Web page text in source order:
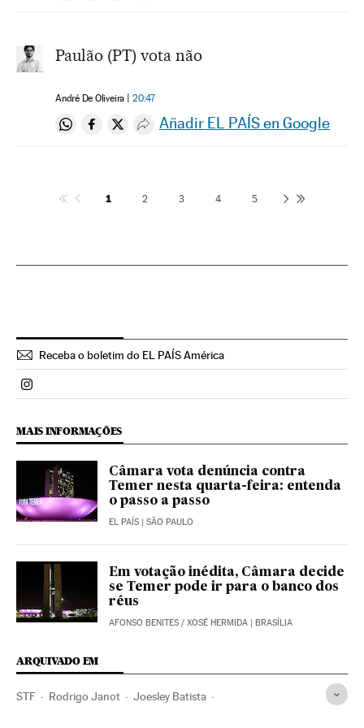
Paulão (PT) vota não
André De Oliveira 20:47
Compartir en Whatsapp
Compartir en Facebook
Compartir en Twitter
Desplegar Redes Sociales
Añadir EL PAÍS en Google
1 2 3 4 5
Receba o boletim do EL PAÍS América
Politica El País Brasil en Instagram
MAIS INFORMAÇÕES
Câmara vota denúncia contra
Temer nesta quarta-feira: entenda
o passo a passo
EL PAÍS | SÃO PAULO
Em votação inédita, Câmara decide
se Temer pode ir para o banco dos
réus
AFONSO BENITES / XOSÉ HERMIDA | BRASÍLIA
ARQUIVADO EM
STF Rodrigo Janot Joesley Batista